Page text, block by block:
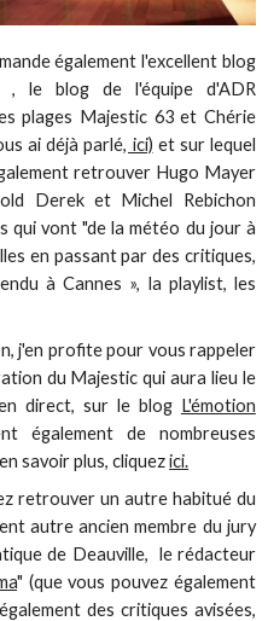
également l'excellent blog
, le blog de l'équipe d'ADR
plages Majestic 63 et Chérie
ai déjà parlé, ici) et sur lequel
retrouver Hugo Mayer
Derek et Michel Rebichon
qui vont "de la météo du jour à
en passant par des critiques,
à Cannes », la playlist, les
j'en profite pour vous rappeler
du Majestic qui aura lieu le
direct, sur le blog L'émotion
également de nombreuses
savoir plus, cliquezici.
retrouver un autre habitué du
autre ancien membre du jury
de Deauville, le rédacteur
" (que vous pouvez également
des critiques avisées,